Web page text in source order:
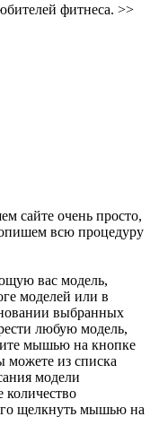
фитнеса. >>
сайте очень просто,
всю процедуру
вас модель,
моделей или в
выбранных
любую модель,
мышью на кнопке
можете из списка
модели
количество
щелкнуть мышью на